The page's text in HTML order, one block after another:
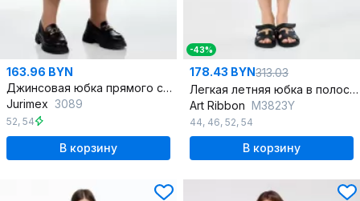
163.96 BYN
Джинсовая юбка прямого силуэта с разрезом и карманами
Jurimex 3089
52, 54
В корзину
-43%
178.43 BYN313.03
Легкая летняя юбка в полоску из хлопка и текстиля
Art Ribbon M3823Y
44, 46, 52, 54
В корзину